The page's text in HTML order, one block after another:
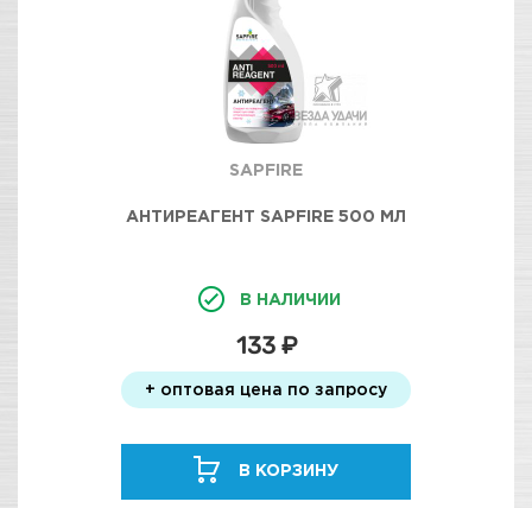
SAPFIRE
АНТИРЕАГЕНТ SAPFIRE 500 МЛ
В НАЛИЧИИ
133 ₽
+ оптовая цена по запросу
В КОРЗИНУ